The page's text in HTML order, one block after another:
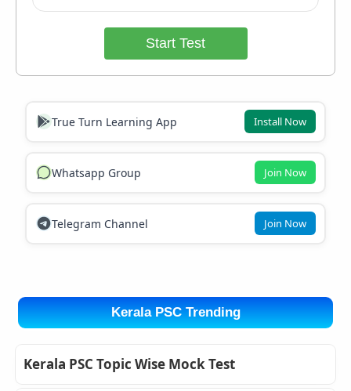
Start Test
True Turn Learning App Install Now
Whatsapp Group Join Now
Telegram Channel Join Now
Kerala PSC Trending
Kerala PSC Topic Wise Mock Test